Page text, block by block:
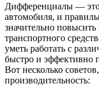
Дифференциалы —
автомобиля, и
значительно
транспортного
уметь работать с
быстро и эффективно
Вот несколько
производительность: